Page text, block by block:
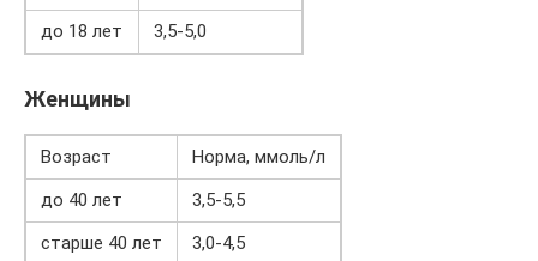
до 18 лет
3,5-5,0
Женщины
Возраст
Норма, ммоль/л
до 40 лет
3,5-5,5
старше 40 лет
3,0-4,5